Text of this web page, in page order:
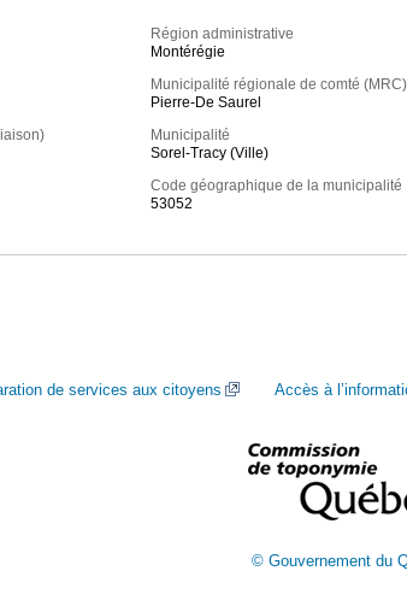
Région administrative
Montérégie
Municipalité régionale de comté (MRC)
Pierre-De Saurel
Municipalité
Sorel-Tracy (Ville)
Code géographique de la municipalité
53052
de services aux citoyens Accès à
© Gouvernement du